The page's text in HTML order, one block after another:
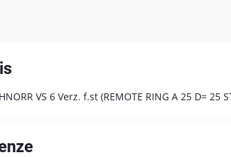
VS 6 Verz. f.st (REMOTE RING A 25 D=